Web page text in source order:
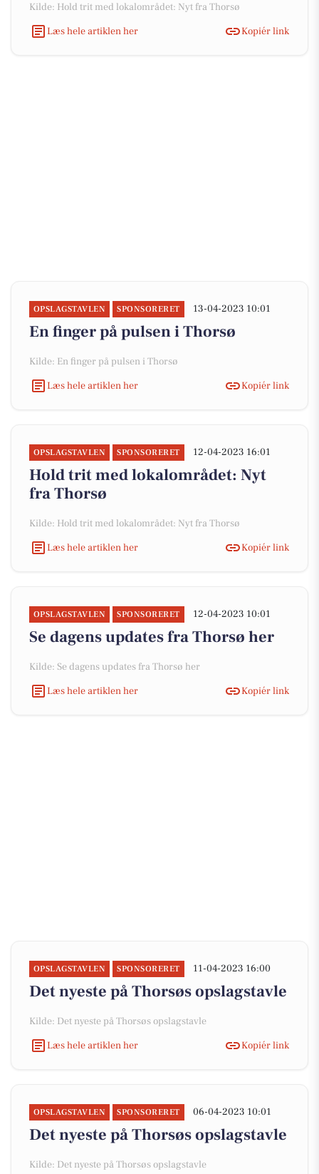
Kilde: Hold trit med lokalområdet: Nyt fra Thorsø
Læs hele artiklen her
Kopiér link
OPSLAGSTAVLEN SPONSORERET 13-04-2023 10:01
En finger på pulsen i Thorsø
Kilde: En finger på pulsen i Thorsø
Læs hele artiklen her
Kopiér link
OPSLAGSTAVLEN SPONSORERET 12-04-2023 16:01
Hold trit med lokalområdet: Nyt
fra Thorsø
Kilde: Hold trit med lokalområdet: Nyt fra Thorsø
Læs hele artiklen her
Kopiér link
OPSLAGSTAVLEN SPONSORERET 12-04-2023 10:01
Se dagens updates fra Thorsø her
Kilde: Se dagens updates fra Thorsø her
Læs hele artiklen her
Kopiér link
OPSLAGSTAVLEN SPONSORERET 11-04-2023 16:00
Det nyeste på Thorsøs opslagstavle
Kilde: Det nyeste på Thorsøs opslagstavle
Læs hele artiklen her
Kopiér link
OPSLAGSTAVLEN SPONSORERET 06-04-2023 10:01
Det nyeste på Thorsøs opslagstavle
Kilde: Det nyeste på Thorsøs opslagstavle